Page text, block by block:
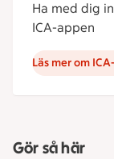
Ha med dig
ICA-appen
Läs mer om
Gör så här